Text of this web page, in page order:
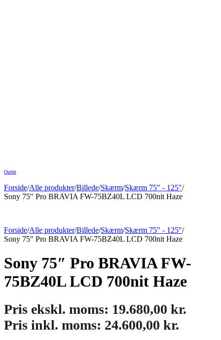
Outlet
Forside/Alle produkter/Billede/Skærm/Skærm 75" - 125"/
Sony 75″ Pro BRAVIA FW-75BZ40L LCD 700nit Haze
Forside/Alle produkter/Billede/Skærm/Skærm 75" - 125"/
Sony 75″ Pro BRAVIA FW-75BZ40L LCD 700nit Haze
Sony 75″ Pro BRAVIA FW-
75BZ40L LCD 700nit Haze
Pris ekskl. moms: 19.680,00 kr.
Pris inkl. moms: 24.600,00 kr.